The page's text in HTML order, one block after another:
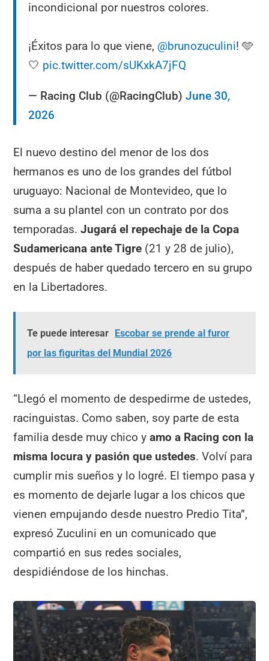
incondicional por nuestros colores.
¡Éxitos para lo que viene, @brunozuculini! 🩵
🤍 pic.twitter.com/sUKxkA7jFQ
— Racing Club (@RacingClub)June 30,
2026
El nuevo destino del menor de los dos
hermanos es uno de los grandes del fútbol
uruguayo: Nacional de Montevideo, que lo
suma a su plantel con un contrato por dos
temporadas.Jugará el repechaje de la Copa
Sudamericana ante Tigre (21 y 28 de julio),
después de haber quedado tercero en su grupo
en la Libertadores.
Te puede interesar Escobar se prende al furor
por las figuritas del Mundial 2026
“Llegó el momento de despedirme de ustedes,
racinguistas. Como saben, soy parte de esta
familia desde muy chico yamo a Racing con la
misma locura y pasión que ustedes. Volví para
cumplir mis sueños y lo logré. El tiempo pasa y
es momento de dejarle lugar a los chicos que
vienen empujando desde nuestro Predio Tita”,
expresó Zuculini en un comunicado que
compartió en sus redes sociales,
despidiéndose de los hinchas.